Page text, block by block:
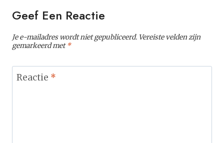
Geef Een Reactie
Je e-mailadres wordt niet gepubliceerd. Vereiste velden zijn
gemarkeerd met*
Reactie *